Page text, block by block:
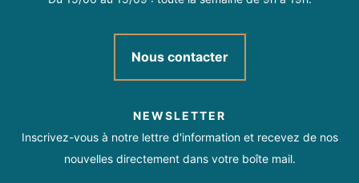
Nous contacter
NEWSLETTER
Inscrivez-vous à notre lettre d'information et recevez de nos
nouvelles directement dans votre boîte mail.